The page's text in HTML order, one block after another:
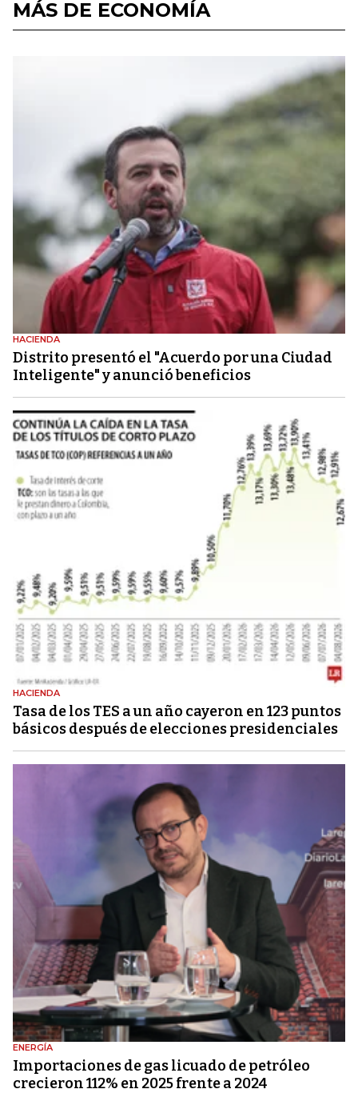
MÁS DE ECONOMÍA
HACIENDA
Distrito presentó el "Acuerdo por una Ciudad
Inteligente" y anunció beneficios
HACIENDA
Tasa de los TES a un año cayeron en 123 puntos
básicos después de elecciones presidenciales
ENERGÍA
Importaciones de gas licuado de petróleo
crecieron 112% en 2025 frente a 2024